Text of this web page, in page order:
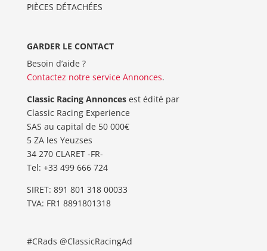
PIÈCES DÉTACHÉES
GARDER LE CONTACT
Besoin d’aide ?
Contactez notre service Annonces.
Classic Racing Annoncesest édité par
Classic Racing Experience
SAS au capital de 50 000€
5 ZA les Yeuzses
34 270 CLARET -FR-
Tel: ‭+33 499 666 724‬
SIRET: 891 801 318 00033
TVA: FR1 8891801318
#CRads @ClassicRacingAd